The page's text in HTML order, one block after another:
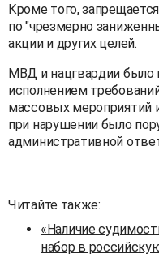
Кроме того,
по "чрезмерно
акции и других целей.
МВД и нацгвардии было
исполнением
массовых мероприятий
при нарушении было
административной
Читайте также:
«Наличие
набор в